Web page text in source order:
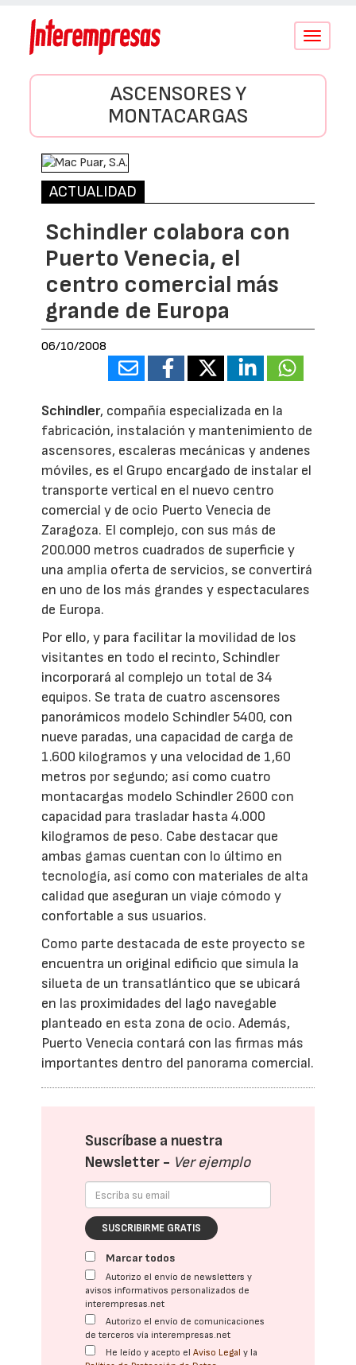
Conmutar
ASCENSORES Y
MONTACARGAS
ACTUALIDAD
Schindler colabora con
Puerto Venecia, el
centro comercial más
grande de Europa
06/10/2008
Schindler, compañía especializada en la
fabricación, instalación y mantenimiento de
ascensores, escaleras mecánicas y andenes
móviles, es el Grupo encargado de instalar el
transporte vertical en el nuevo centro
comercial y de ocio Puerto Venecia de
Zaragoza. El complejo, con sus más de
200.000 metros cuadrados de superficie y
una amplia oferta de servicios, se convertirá
en uno de los más grandes y espectaculares
de Europa.
Por ello, y para facilitar la movilidad de los
visitantes en todo el recinto, Schindler
incorporará al complejo un total de 34
equipos. Se trata de cuatro ascensores
panorámicos modelo Schindler 5400, con
nueve paradas, una capacidad de carga de
1.600 kilogramos y una velocidad de 1,60
metros por segundo; así como cuatro
montacargas modelo Schindler 2600 con
capacidad para trasladar hasta 4.000
kilogramos de peso. Cabe destacar que
ambas gamas cuentan con lo último en
tecnología, así como con materiales de alta
calidad que aseguran un viaje cómodo y
confortable a sus usuarios.
Como parte destacada de este proyecto se
encuentra un original edificio que simula la
silueta de un transatlántico que se ubicará
en las proximidades del lago navegable
planteado en esta zona de ocio. Además,
Puerto Venecia contará con las firmas más
importantes dentro del panorama comercial.
Suscríbase a nuestra
Newsletter - Ver ejemplo
SUSCRIBIRME GRATIS
Marcar todos
Autorizo el envío de newsletters y
avisos informativos personalizados de
interempresas.net
Autorizo el envío de comunicaciones
de terceros vía interempresas.net
He leído y acepto elAviso Legal y la